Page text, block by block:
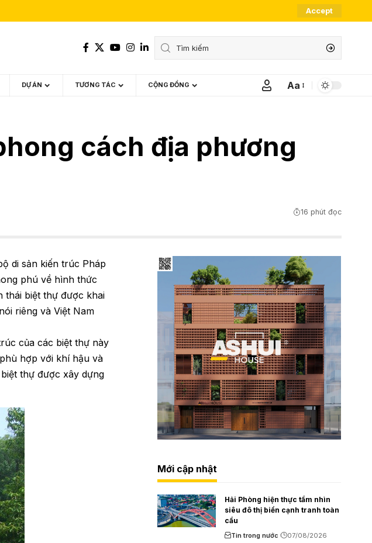
Accept
DỰ ÁN TƯƠNG TÁC CỘNG ĐỒNG
Font
Aa
cách địa phương
16 phút đọc
di sản kiến trúc Pháp
phú về hình thức
thái biệt thự được khai
riêng và Việt Nam
của các biệt thự này
hợp với khí hậu và
thự được xây dựng
Mới cập nhật
Hải Phòng hiện thực tầm nhìn
siêu đô thị biển cạnh tranh toàn
cầu
Tin trong nước 07/08/2026